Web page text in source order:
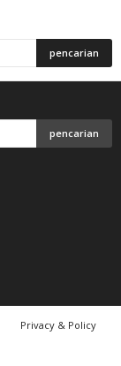
Privacy & Policy